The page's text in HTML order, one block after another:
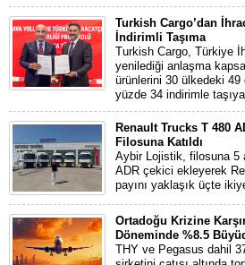
Turkish Cargo’dan
İndirimli Taşıma
Turkish Cargo, Türkiye
yenilediği anlaşma
ürünlerini 30 ülkedeki
yüzde 34 indirimle
Renault Trucks T 480
Filosuna Katıldı
Aybir Lojistik, filosuna 5
ADR çekici ekleyerek
payını yaklaşık üçte
Ortadoğu Krizine
Döneminde %8.5
THY ve Pegasus dahil